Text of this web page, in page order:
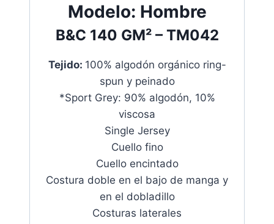
Modelo: Hombre
B&C 140 GM²– TM042
Tejido: 100% algodón orgánico ring-
spun y peinado
*Sport Grey: 90% algodón, 10%
viscosa
Single Jersey
Cuello fino
Cuello encintado
Costura doble en el bajo de manga y
en el dobladillo
Costuras laterales